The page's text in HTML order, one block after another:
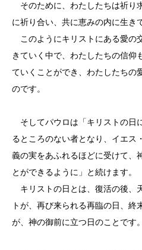
そのために、わたしたちは祈り
に祈り合い、共に恵みの内に生き
このようにキリストにある愛の
きていく中で、わたしたちの信仰
ていくことができ、わたしたちの
のです。
そしてパウロは「キリストの日
るところのない者となり、イエス
義の実をあふれるほどに受けて、
とができるように」と続けます。
キリストの日とは、復活の後、
トが、再び来られる再臨の日、終
が、神の御前に立つ日のことです。